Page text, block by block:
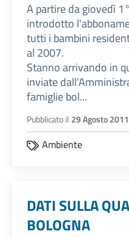
A partire da giovedì
introdotto
tutti i bambini
al 2007.
Stanno arrivando in
inviate
famiglie bol...
Pubblicato il 29 Agosto 2011
Ambiente
DATI SULLA
BOLOGNA